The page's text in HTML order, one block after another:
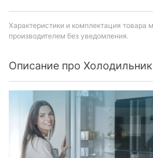
Характеристики и комплектация товара
производителем без уведомления.
Описание про